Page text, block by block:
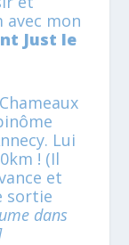
mon
Just le
Lui
! (Il
et
sortie
dans